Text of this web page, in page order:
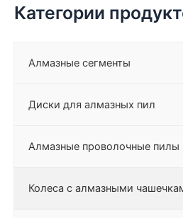
Категории
Алмазные сегменты
Диски для алмазных пил
Алмазные проволочные пилы
Колеса с алмазными